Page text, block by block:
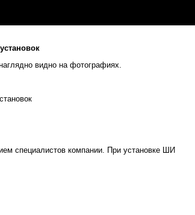
видно на фотографиях.
специалистов компании. При установке ШИ